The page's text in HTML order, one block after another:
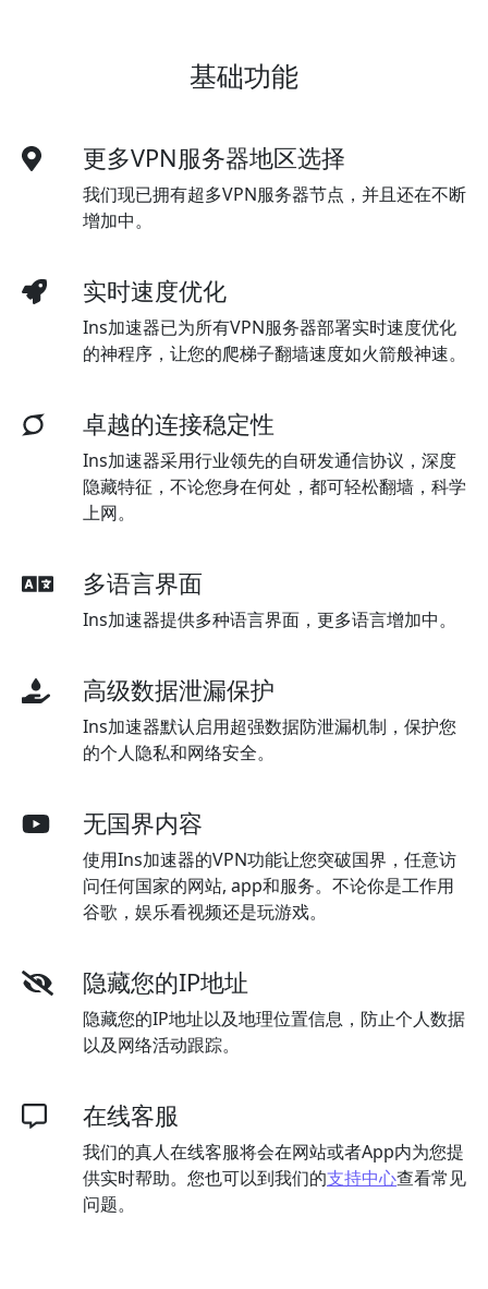
基础功能
更多VPN服务器地区选择
我们现已拥有超多VPN服务器节点，并且还在不断
增加中。
实时速度优化
Ins加速器已为所有VPN服务器部署实时速度优化
的神程序，让您的爬梯子翻墙速度如火箭般神速。
卓越的连接稳定性
Ins加速器采用行业领先的自研发通信协议，深度
隐藏特征，不论您身在何处，都可轻松翻墙，科学
上网。
多语言界面
Ins加速器提供多种语言界面，更多语言增加中。
高级数据泄漏保护
Ins加速器默认启用超强数据防泄漏机制，保护您
的个人隐私和网络安全。
无国界内容
使用Ins加速器的VPN功能让您突破国界，任意访
问任何国家的网站, app和服务。不论你是工作用
谷歌，娱乐看视频还是玩游戏。
隐藏您的IP地址
隐藏您的IP地址以及地理位置信息，防止个人数据
以及网络活动跟踪。
在线客服
我们的真人在线客服将会在网站或者App内为您提
供实时帮助。您也可以到我们的支持中心查看常见
问题。